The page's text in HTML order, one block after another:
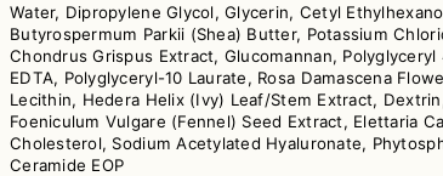
Water, Dipropylene Glycol, Glycerin, Cetyl
Butyrospermum Parkii (Shea) Butter, Potassium
Chondrus Grispus Extract, Glucomannan,
EDTA, Polyglyceryl-10 Laurate, Rosa Damascena
Lecithin, Hedera Helix (Ivy) Leaf/Stem Extract,
Foeniculum Vulgare (Fennel) Seed Extract, Elettaria
Cholesterol, Sodium Acetylated Hyaluronate,
Ceramide EOP